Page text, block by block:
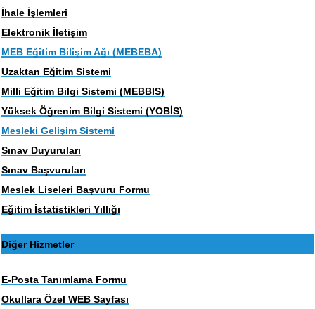
İhale İşlemleri
Elektronik İletişim
MEB Eğitim Bilişim Ağı (MEBEBA)
Uzaktan Eğitim Sistemi
Milli Eğitim Bilgi Sistemi (MEBBIS)
Yüksek Öğrenim Bilgi Sistemi (YOBİS)
Mesleki Gelişim Sistemi
Sınav Duyuruları
Sınav Başvuruları
Meslek Liseleri Başvuru Formu
Eğitim İstatistikleri Yıllığı
Diğer Hizmetler
E-Posta Tanımlama Formu
Okullara Özel WEB Sayfası